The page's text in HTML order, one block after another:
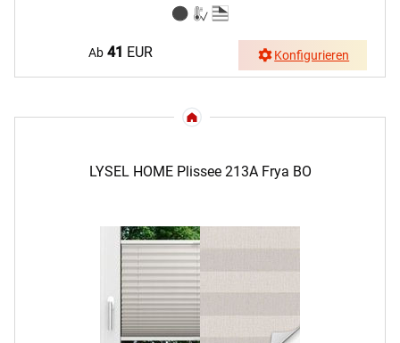
Ab 41 EUR Konfigurieren
LYSEL HOME Plissee 213A Frya BO